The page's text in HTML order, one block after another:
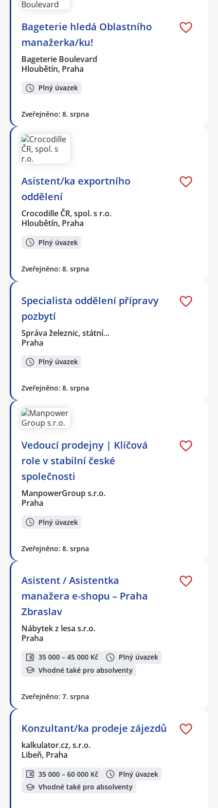
Bageterie hledá Oblastního
manažerka/ku!
Bageterie Boulevard
Hloubětín, Praha
Plný úvazek
Zveřejněno: 8. srpna
Asistent/ka exportního
oddělení
Crocodille ČR, spol. s r.o.
Hloubětín, Praha
Plný úvazek
Zveřejněno: 8. srpna
Specialista oddělení přípravy
pozbytí
Správa železnic, státní…
Praha
Plný úvazek
Zveřejněno: 8. srpna
Vedoucí prodejny | Klíčová
role v stabilní české
společnosti
ManpowerGroup s.r.o.
Praha
Plný úvazek
Zveřejněno: 8. srpna
Asistent / Asistentka
manažera e-shopu – Praha
Zbraslav
Nábytek z lesa s.r.o.
Praha
35 000 – 45 000 Kč
Plný úvazek
Vhodné také pro absolventy
Zveřejněno: 7. srpna
Konzultant/ka prodeje zájezdů
kalkulator.cz, s.r.o.
Libeň, Praha
35 000 – 60 000 Kč
Plný úvazek
Vhodné také pro absolventy